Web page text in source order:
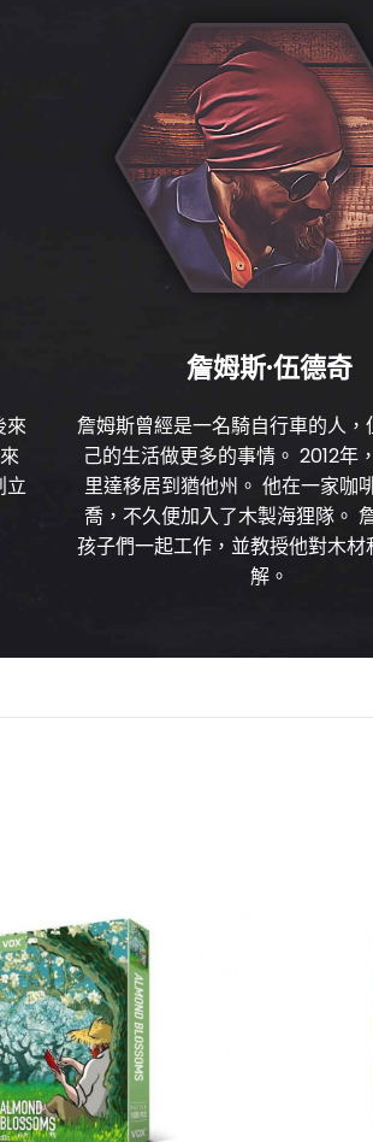
來
立
詹姆斯·伍德奇
詹姆斯曾經是一名騎自行車的人，
己的生活做更多的事情。 2012年
里達移居到猶他州。 他在一家咖
喬，不久便加入了木製海狸隊。
孩子們一起工作，並教授他對木材
解。